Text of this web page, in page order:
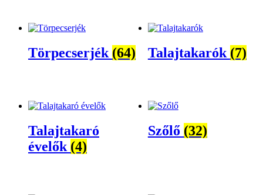
Törpecserjék (64) Talajtakarók (7)
Talajtakaró
évelők (4)
Szőlő (32)